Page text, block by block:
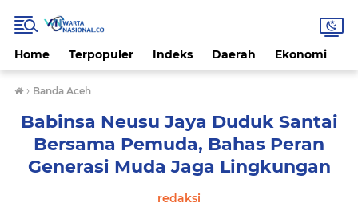
Home Terpopuler Indeks Daerah Ekonomi
› Banda Aceh
Babinsa Neusu Jaya Duduk Santai
Bersama Pemuda, Bahas Peran
Generasi Muda Jaga Lingkungan
redaksi